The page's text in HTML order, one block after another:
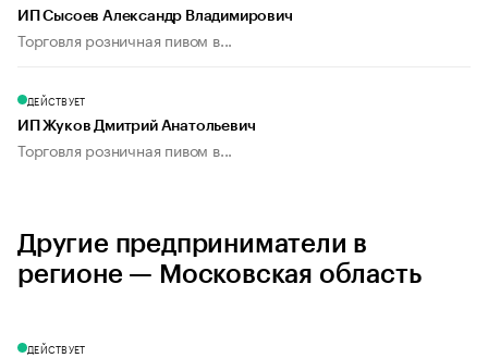
ИП Сысоев Александр Владимирович
Торговля розничная пивом в...
ДЕЙСТВУЕТ
ИП Жуков Дмитрий Анатольевич
Торговля розничная пивом в...
Другие предприниматели в
регионе — Московская область
ДЕЙСТВУЕТ